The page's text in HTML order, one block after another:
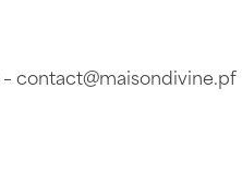
–contact@maisondivine.pf